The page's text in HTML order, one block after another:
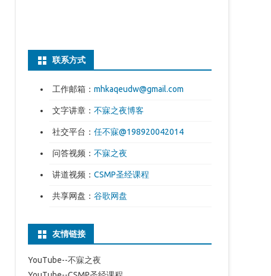
联系方式
工作邮箱：mhkaqeudw@gmail.com
文字讲章：不寐之夜博客
社交平台：任不寐@198920042014
问答视频：不寐之夜
讲道视频：CSMP圣经课程
共享网盘：谷歌网盘
友情链接
YouTube--不寐之夜